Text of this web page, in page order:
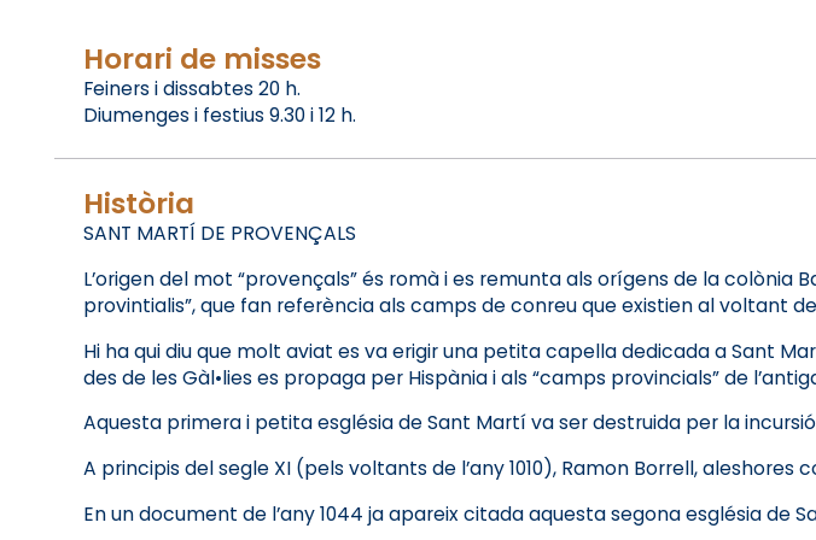
Horari de misses
Feiners i dissabtes 20 h.
Diumenges i festius 9.30 i 12 h.
Història
SANT MARTÍ DE PROVENÇALS
L’origen del mot “provençals” és romà i es remunta als orígens de la colònia
provintialis”, que fan referència als camps de conreu que existien al voltant
Hi ha qui diu que molt aviat es va erigir una petita capella dedicada a Sant
des de les Gàl•lies es propaga per Hispània i als “camps provincials” de
Aquesta primera i petita església de Sant Martí va ser destruida per la
A principis del segle XI (pels voltants de l’any 1010), Ramon Borrell,
En un document de l’any 1044 ja apareix citada aquesta segona església de